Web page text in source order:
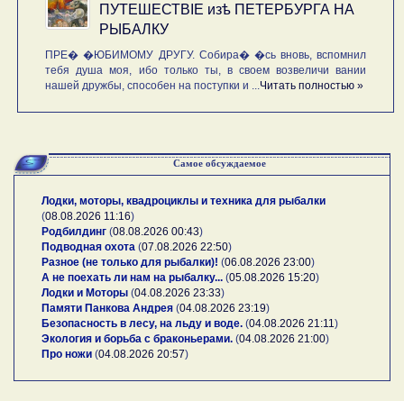
ПУТЕШЕСТВIE изѣ ПЕТЕРБУРГА НА
РЫБАЛКУ
ПРЕ� �ЮБИМОМУ ДРУГУ. Собира� �сь вновь, вспомнил
тебя душа моя, ибо только ты, в своем возвеличи вании
нашей дружбы, способен на поступки и ... Читать полностью »
Самое обсуждаемое
Лодки, моторы, квадроциклы и техника для рыбалки
(08.08.2026 11:16)
Родбилдинг (08.08.2026 00:43)
Подводная охота (07.08.2026 22:50)
Разное (не только для рыбалки)! (06.08.2026 23:00)
А не поехать ли нам на рыбалку... (05.08.2026 15:20)
Лодки и Моторы (04.08.2026 23:33)
Памяти Панкова Андрея (04.08.2026 23:19)
Безопасность в лесу, на льду и воде. (04.08.2026 21:11 )
Экология и борьба с браконьерами. (04.08.2026 21:00)
Про ножи (04.08.2026 20:57)